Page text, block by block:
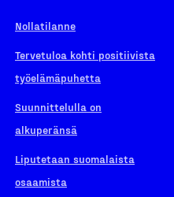
Nollatilanne
Tervetuloa kohti positiivista
työelämäpuhetta
Suunnittelulla on
alkuperänsä
Liputetaan suomalaista
osaamista